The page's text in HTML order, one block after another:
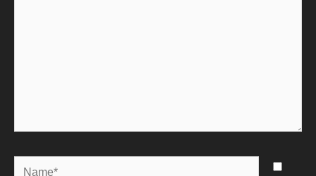
Name*